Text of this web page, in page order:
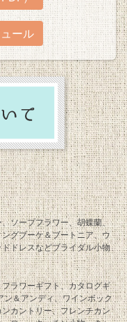
ール
ソープフラワー、胡蝶蘭、
グブーケ＆ブートニア、ウ
ドレスなどブライダル小物
ラワーギフト、カタログギ
ン＆アンディ、ワインボック
カントリー、フレンチカン